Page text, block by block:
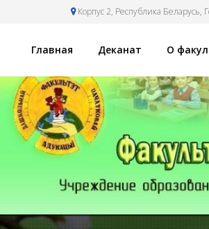
Корпус 2, Республика Беларусь,
Главная Деканат О